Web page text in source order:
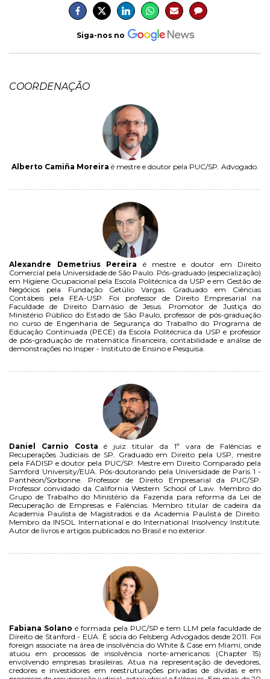
Siga-nos no
COORDENAÇÃO
Alberto Camiña Moreira é mestre e doutor pela PUC/SP. Advogado.
Alexandre Demetrius Pereira é mestre e doutor em Direito
Comercial pela Universidade de São Paulo. Pós-graduado (especialização)
em Higiene Ocupacional pela Escola Politécnica da USP e em Gestão de
Negócios pela Fundação Getúlio Vargas. Graduado em Ciências
Contábeis pela FEA-USP. Foi professor de Direito Empresarial na
Faculdade de Direito Damásio de Jesus. Promotor de Justiça do
Ministério Público do Estado de São Paulo, professor de pós-graduação
no curso de Engenharia de Segurança do Trabalho do Programa de
Educação Continuada (PECE) da Escola Politécnica da USP e professor
de pós-graduação de matemática financeira, contabilidade e análise de
demonstrações no Insper - Instituto de Ensino e Pesquisa.
Daniel Carnio Costa é juiz titular da 1ª vara de Falências e
Recuperações Judiciais de SP. Graduado em Direito pela USP, mestre
pela FADISP e doutor pela PUC/SP. Mestre em Direito Comparado pela
Samford University/EUA. Pós-doutorando pela Universidade de Paris 1 -
Panthéon/Sorbonne. Professor de Direito Empresarial da PUC/SP.
Professor convidado da California Western School of Law. Membro do
Grupo de Trabalho do Ministério da Fazenda para reforma da Lei de
Recuperação de Empresas e Falências. Membro titular de cadeira da
Academia Paulista de Magistrados e da Academia Paulista de Direito.
Membro da INSOL International e do International Insolvency Institute.
Autor de livros e artigos publicados no Brasil e no exterior.
Fabiana Solano é formada pela PUC/SP e tem LLM pela faculdade de
Direito de Stanford - EUA. É sócia do Felsberg Advogados desde 2011. Foi
foreign associate na área de insolvência do White & Case em Miami, onde
atuou em processos de insolvência norte-americanos (Chapter 15)
envolvendo empresas brasileiras. Atua na representação de devedores,
credores e investidores em reestruturações privadas de dívidas e em